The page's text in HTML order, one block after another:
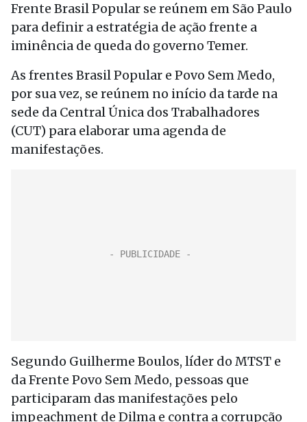
Frente Brasil Popular se reúnem em São Paulo
para definir a estratégia de ação frente a
iminência de queda do governo Temer.
As frentes Brasil Popular e Povo Sem Medo,
por sua vez, se reúnem no início da tarde na
sede da Central Única dos Trabalhadores
(CUT) para elaborar uma agenda de
manifestações.
Segundo Guilherme Boulos, líder do MTST e
da Frente Povo Sem Medo, pessoas que
participaram das manifestações pelo
impeachment de Dilma e contra a corrupção